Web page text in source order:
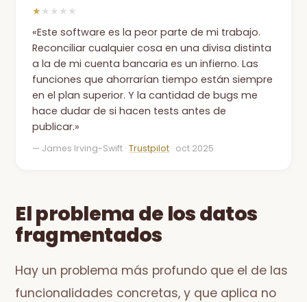
★ ★★★★
«Este software es la peor parte de mi trabajo.
Reconciliar cualquier cosa en una divisa distinta
a la de mi cuenta bancaria es un infierno. Las
funciones que ahorrarían tiempo están siempre
en el plan superior. Y la cantidad de bugs me
hace dudar de si hacen tests antes de
publicar.»
— James Irving-Swift ·Trustpilot · oct 2025
El problema de los datos
fragmentados
Hay un problema más profundo que el de las
funcionalidades concretas, y que aplica no